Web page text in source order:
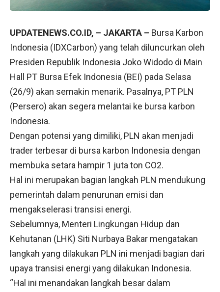
UPDATENEWS.CO.ID, – JAKARTA – Bursa Karbon
Indonesia (IDXCarbon) yang telah diluncurkan oleh
Presiden Republik Indonesia Joko Widodo di Main
Hall PT Bursa Efek Indonesia (BEI) pada Selasa
(26/9) akan semakin menarik. Pasalnya, PT PLN
(Persero) akan segera melantai ke bursa karbon
Indonesia.
Dengan potensi yang dimiliki, PLN akan menjadi
trader terbesar di bursa karbon Indonesia dengan
membuka setara hampir 1 juta ton CO2.
Hal ini merupakan bagian langkah PLN mendukung
pemerintah dalam penurunan emisi dan
mengakselerasi transisi energi.
Sebelumnya, Menteri Lingkungan Hidup dan
Kehutanan (LHK) Siti Nurbaya Bakar mengatakan
langkah yang dilakukan PLN ini menjadi bagian dari
upaya transisi energi yang dilakukan Indonesia.
“Hal ini menandakan langkah besar dalam